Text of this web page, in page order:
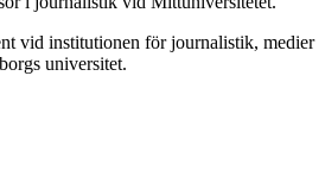
vid institutionen för journalistik, medier
universitet.